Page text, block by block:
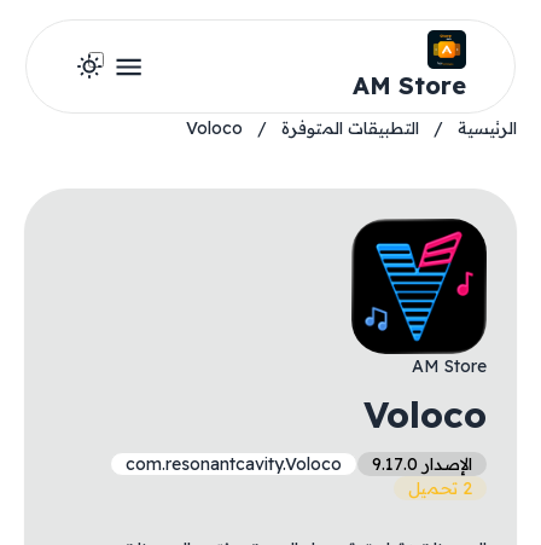
AM Store
الرئيسية / التطبيقات المتوفرة /
Voloco
AM Store
Voloco
الإصدار 9.17.0
com.resonantcavity.Voloco
2 تحميل